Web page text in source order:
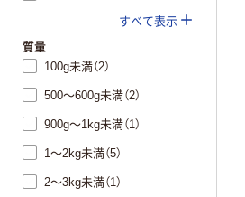
すべて表示
質量
100g未満（2）
500～600g未満（2）
900g～1kg未満（1）
1～2kg未満（5）
2～3kg未満（1）